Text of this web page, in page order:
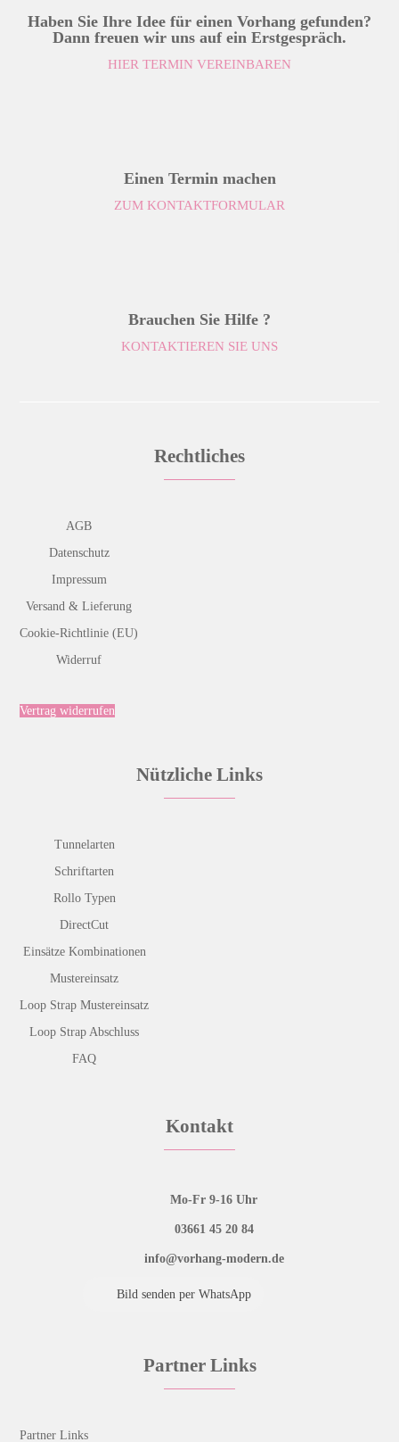
Haben Sie Ihre Idee für einen Vorhang gefunden?
Dann freuen wir uns auf ein Erstgespräch.
HIER TERMIN VEREINBAREN
Einen Termin machen
ZUM KONTAKTFORMULAR
Brauchen Sie Hilfe ?
KONTAKTIEREN SIE UNS
Rechtliches
AGB
Datenschutz
Impressum
Versand & Lieferung
Cookie-Richtlinie (EU)
Widerruf
Vertrag widerrufen
Nützliche Links
Tunnelarten
Schriftarten
Rollo Typen
DirectCut
Einsätze Kombinationen
Mustereinsatz
Loop Strap Mustereinsatz
Loop Strap Abschluss
FAQ
Kontakt
Mo-Fr 9-16 Uhr
03661 45 20 84
info@vorhang-modern.de
Bild senden per WhatsApp
Partner Links
Partner Links